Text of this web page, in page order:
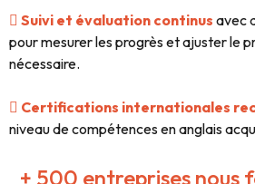
Suivi et évaluation continus avec
pour mesurer les progrès et ajuster le
nécessaire.
Certifications internationales
niveau de compétences en anglais
+ 500 entreprises nous